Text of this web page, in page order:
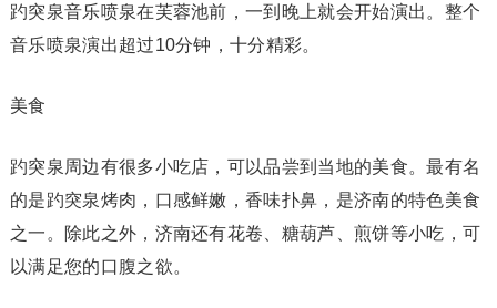
趵突泉音乐喷泉在芙蓉池前，一到晚上就会开始演出。整个
音乐喷泉演出超过10分钟，十分精彩。
美食
趵突泉周边有很多小吃店，可以品尝到当地的美食。最有名
的是趵突泉烤肉，口感鲜嫩，香味扑鼻，是济南的特色美食
之一。除此之外，济南还有花卷、糖葫芦、煎饼等小吃，可
以满足您的口腹之欲。